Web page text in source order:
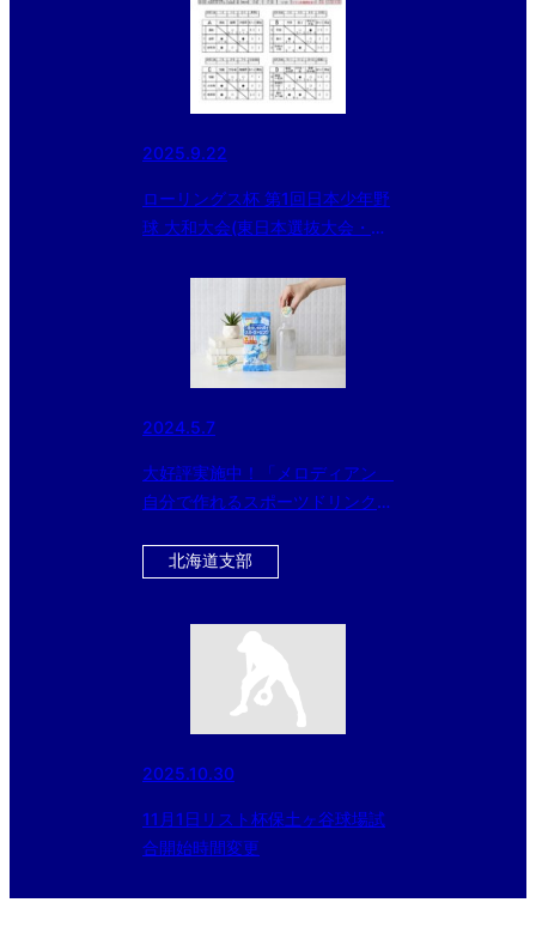
2025.9.22
ローリングス杯 第1回日本少年野
球 大和大会(東日本選抜大会・本
2024.5.7
大好評実施中！「メロディアン
自分で作れるスポーツドリンク」
ス！！ 今ならさらに黒酢ドリン
北海道支部
2025.10.30
11月1日リスト杯保土ヶ谷球場試
合開始時間変更